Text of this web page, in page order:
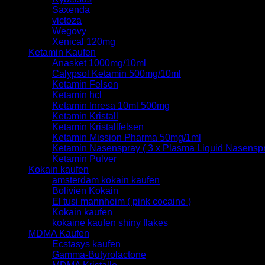
Saxenda
victoza
Wegovy
Xenical 120mg
Ketamin Kaufen
Anasket 1000mg/10ml
Calypsol Ketamin 500mg/10ml
Ketamin Felsen
Ketamin hcl
Ketamin Inresa 10ml 500mg
Ketamin Kristall
Ketamin Kristallfelsen
Ketamin Mission Pharma 50mg/1ml
Ketamin Nasenspray ( 3 x Plasma Liquid
Ketamin Pulver
Kokain kaufen
amsterdam kokain kaufen
Bolivien Kokain
El tusi mannheim ( pink cocaine )
Kokain kaufen
kokaine kaufen shiny flakes
MDMA Kaufen
Ecstasys kaufen
Gamma-Butyrolactone